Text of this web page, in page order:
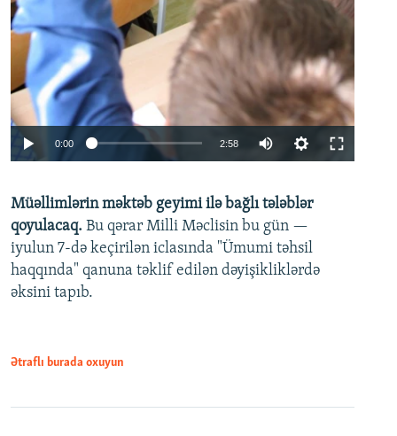
0:00 2:58
360p
480p
720p
Müəllimlərin məktəb geyimi ilə bağlı tələblər
qoyulacaq. Bu qərar Milli Məclisin bu gün —
iyulun 7-də keçirilən iclasında "Ümumi təhsil
haqqında" qanuna təklif edilən dəyişikliklərdə
əksini tapıb.
Ətraflı burada oxuyun